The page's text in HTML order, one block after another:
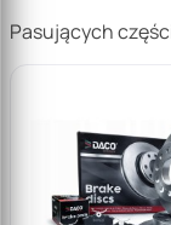
Pasujących